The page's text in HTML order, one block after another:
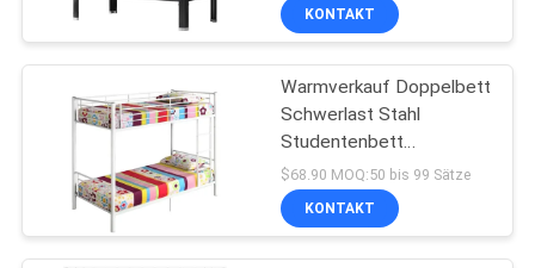
FORDERN
SIE
SITEMAP
Metall-Pedestal für
Mobilgeräte
28
KONTAKT
Warmverkauf Doppelbett
Schwerlast Stahl
Studentenbett
Metallbett Schlafsaal
Bett
$68.90 MOQ:50 bis 99 Sätze
KONTAKT